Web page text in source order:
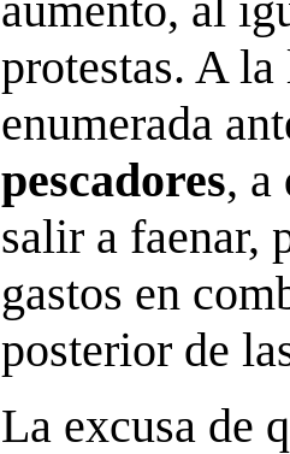
protestas. A
enumerada
pescadores, a
salir a faenar,
gastos en
posterior de
La excusa de